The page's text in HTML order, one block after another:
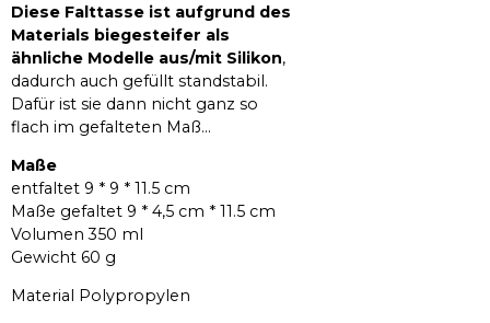
Diese Falttasse ist aufgrund des
Materials biegesteifer als
ähnliche Modelle aus/mit Silikon,
dadurch auch gefüllt standstabil.
Dafür ist sie dann nicht ganz so
flach im gefalteten Maß...
Maße
entfaltet 9 * 9 * 11.5 cm
Maße gefaltet 9 * 4,5 cm * 11.5 cm
Volumen 350 ml
Gewicht 60 g
Material Polypropylen